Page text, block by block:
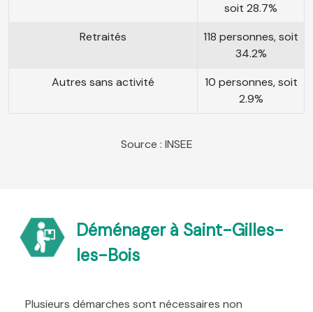
soit 28.7%
Retraités
118 personnes, soit
34.2%
Autres sans activité
10 personnes, soit
2.9%
Source : INSEE
Déménager à Saint-Gilles-
les-Bois
Plusieurs démarches sont nécessaires non